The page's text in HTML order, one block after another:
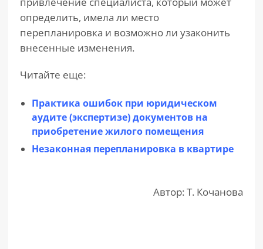
определить, имела ли место
перепланировка и возможно ли узаконить
внесенные изменения.
Читайте еще:
Практика ошибок при юридическом
аудите (экспертизе) документов на
приобретение жилого помещения
Незаконная перепланировка в квартире
Автор: Т. Кочанова